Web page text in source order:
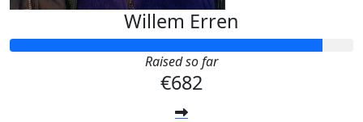
Willem Erren
Raised so far
€682